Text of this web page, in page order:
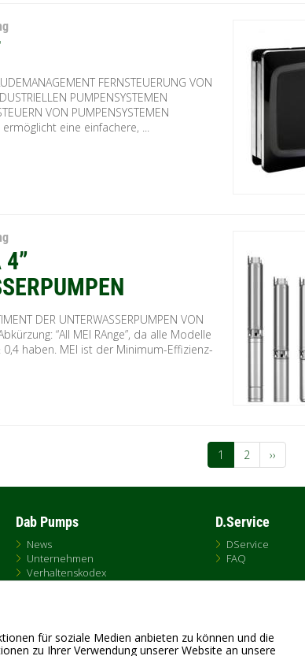
für soziale Medien anbieten zu können und die
zu Ihrer Verwendung unserer Website an unsere
FERNSTEUERUNG VON
PUMPENSYSTEMEN
VON PUMPENSYSTEMEN
eine einfachere, ...
4”
DER UNTERWASSERPUMPEN VON
“All MEI RAnge”, da alle Modelle
0,4 haben. MEI ist der Minimum-Effizienz-
Aktuelle
Seite
1 Page
2
Nächste
Seite
››
Dab Pumps
News
Unternehmen
Verhaltenskodex
D.Service
DService
FAQ